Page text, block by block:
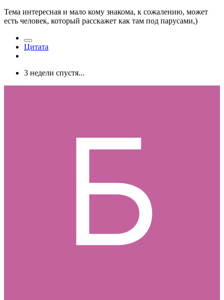
Тема интересная и мало кому знакома, к сожалению, может
есть человек, который расскажет как там под парусами,)
Цитата
3 недели спустя...